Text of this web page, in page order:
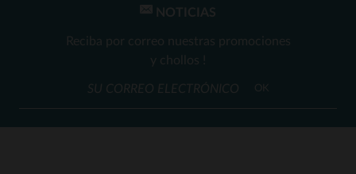
NOTICIAS
Reciba por correo nuestras promociones
y chollos !
OK